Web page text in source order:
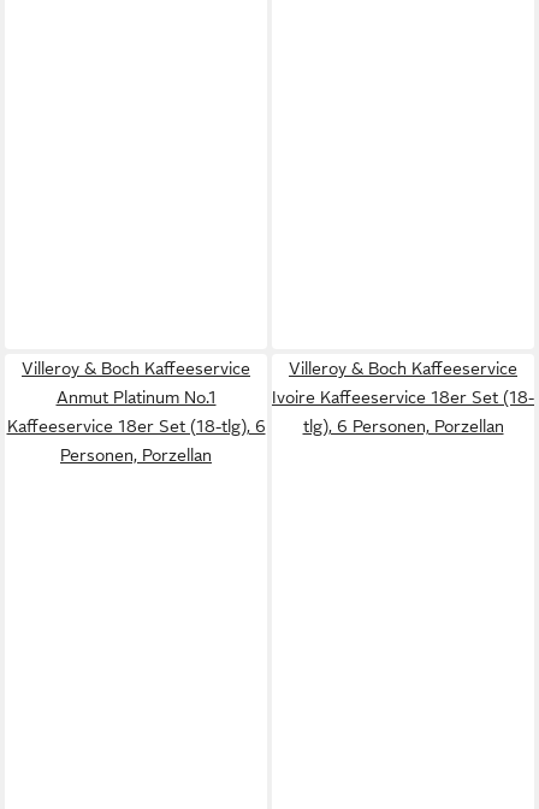
Villeroy & Boch Kaffeeservice
Anmut Platinum No.1
Kaffeeservice 18er Set (18-tlg), 6
Personen, Porzellan
Villeroy & Boch Kaffeeservice
Ivoire Kaffeeservice 18er Set (18-
tlg), 6 Personen, Porzellan